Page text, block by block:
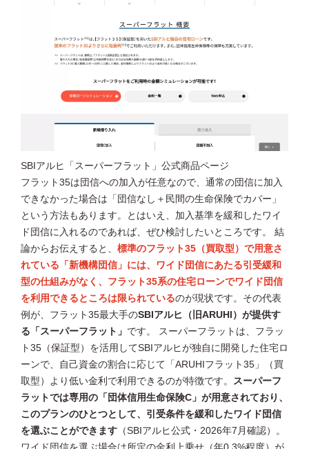
SBIアルヒ「スーパーフラット」公式商品ページ
フラット35は団信への加入が任意なので、通常の団信に加入
できなかった場合は「団信なし＋民間の生命保険でカバー」
という方法もあります。とはいえ、加入基準を緩和したワイ
ド団信に入れるのであれば、ぜひ検討したいところです。 結
論からお伝えすると、 標準のフラット35（買取型）で用意さ
れている「新機構団信」には、ワイド団信にあたる引受緩和
型の仕組みがなく、フラット35系の住宅ローンでワイド団信
を利用できるところは限られているのが現状です。その代表
例が、フラット35最大手のSBIアルヒ（旧ARUHI）が提供す
る「スーパーフラット」 です。 スーパーフラットは、フラッ
ト35（保証型）を活用してSBIアルヒが独自に開発した住宅ロ
ーンで、自己資金の割合に応じて「ARUHIフラット35」（買
取型）より低い金利で利用できるのが特徴です。
スーパーフ
ラットでは専用の「団体信用生命保険C」が用意されており、
このプランのひとつとして、引受条件を緩和したワイド団信
を選ぶことができます （SBIアルヒ公式・2026年7月確認）。